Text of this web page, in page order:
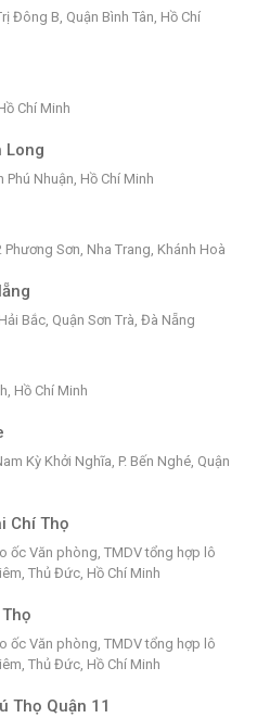
Đông B, Quận Bình Tân, Hồ Chí
Chí Minh
Long
Phú Nhuận, Hồ Chí Minh
Sơn, Nha Trang, Khánh Hoà
Bắc, Quận Sơn Trà, Đà Nẵng
Hồ Chí Minh
Kỳ Khởi Nghĩa, P. Bến Nghé, Quận
Chí Thọ
ốc Văn phòng, TMDV tổng hợp lô
Thủ Đức, Hồ Chí Minh
ốc Văn phòng, TMDV tổng hợp lô
Thủ Đức, Hồ Chí Minh
Thọ Quận 11